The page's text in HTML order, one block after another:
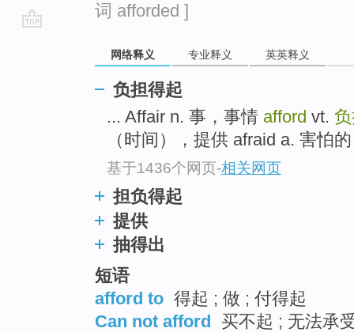
词 afforded ]
网络释义 专业释义 英英释义
负担得起
... Affair n. 事，事情 afford vt.
（时间），提供 afraid a. 害怕
基于1436个网页-相关网页
担负得起
提供
抽得出
短语
afford to 得起 ; 做 ; 付得起
Can not afford 买不起 ; 无法承